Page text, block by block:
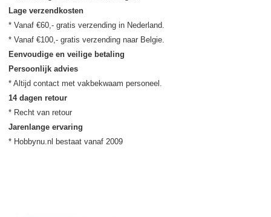
Lage verzendkosten
* Vanaf €60,- gratis verzending in Nederland.
Eenvoudige en veilige betaling
Persoonlijk advies
14 dagen retour
Jarenlange ervaring
* Hobbynu.nl bestaat vanaf 2009